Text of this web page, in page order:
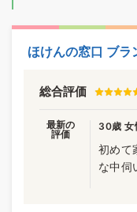
ほけんの窓口 ブラ
総合評価
最新の
評価
30歳 女
初めて
な中伺